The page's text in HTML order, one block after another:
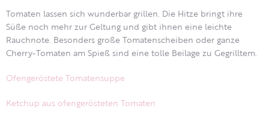
Tomaten lassen sich wunderbar grillen. Die Hitze bringt ihre
Süße noch mehr zur Geltung und gibt ihnen eine leichte
Rauchnote. Besonders große Tomatenscheiben oder ganze
Cherry-Tomaten am Spieß sind eine tolle Beilage zu Gegrilltem.
Ofengeröstete Tomatensuppe
Ketchup aus ofengerösteten Tomaten